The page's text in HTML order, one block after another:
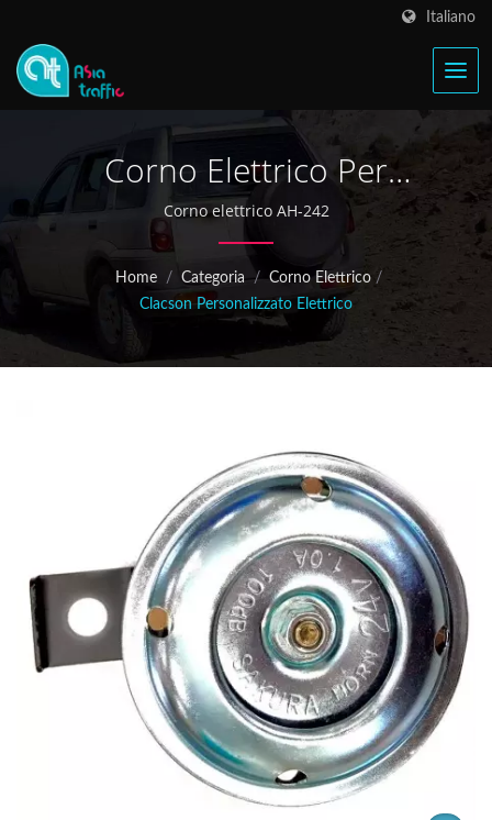
Italiano
Corno Elettrico Per
Carrello Elevatore
Corno elettrico AH-242
Home / Categoria / Corno Elettrico /
Clacson Personalizzato Elettrico